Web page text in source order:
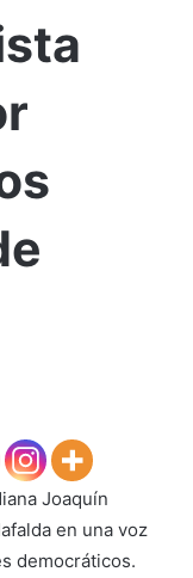
Joaquín
en una voz
democráticos.